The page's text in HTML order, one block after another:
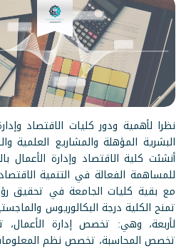
نظرا لأهمية ودور كليات الاقتصاد
البشرية المؤهلة والمشاريع العلمية
أنشئت كلية الاقتصاد وإدارة الأعمال
للمساهمة الفعالة في التنمية
مع بقية كليات الجامعة في تحقيق
تمنح الكلية درجة البكالوريوس
لأربعة، وهي: تخصص إدارة الأعمال،
تخصص المحاسبة، تخصص نظم المعلومات